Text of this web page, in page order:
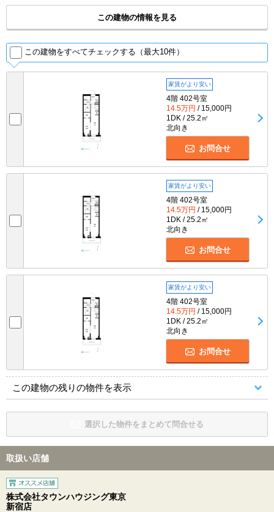
この建物の情報を見る
この建物をすべてチェックする（最大10件）
家賃がより安い
4階 402号室
14.5万円 / 15,000円
1DK / 25.2㎡
北向き
お問合せ
家賃がより安い
4階 402号室
14.5万円 / 15,000円
1DK / 25.2㎡
北向き
お問合せ
家賃がより安い
4階 402号室
14.5万円 / 15,000円
1DK / 25.2㎡
北向き
お問合せ
この建物の残りの物件を表示
選択した物件をまとめて問合せる
取扱い店舗
株式会社タウンハウジング東京
新宿店